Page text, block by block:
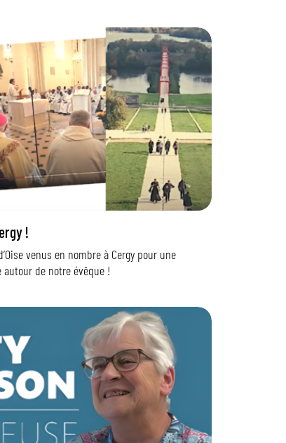
!
venus en nombre à Cergy pour une
autour de notre évêque !